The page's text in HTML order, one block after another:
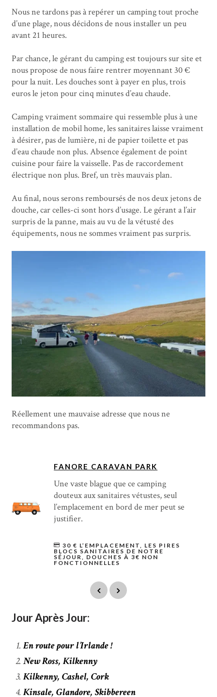
Nous ne tardons pas à repérer un camping tout proche
d’une plage, nous décidons de nous installer un peu
avant 21 heures.
Par chance, le gérant du camping est toujours sur site et
nous propose de nous faire rentrer moyennant 30 €
pour la nuit. Les douches sont à payer en plus, trois
euros le jeton pour cinq minutes d’eau chaude.
Camping vraiment sommaire qui ressemble plus à une
installation de mobil home, les sanitaires laisse vraiment
à désirer, pas de lumière, ni de papier toilette et pas
d’eau chaude non plus. Absence également de point
cuisine pour faire la vaisselle. Pas de raccordement
électrique non plus. Bref, un très mauvais plan.
Au final, nous serons remboursés de nos deux jetons de
douche, car celles-ci sont hors d’usage. Le gérant a l’air
surpris de la panne, mais au vu de la vétusté des
équipements, nous ne sommes vraiment pas surpris.
Réellement une mauvaise adresse que nous ne
recommandons pas.
FANORE CARAVAN PARK
Une vaste blague que ce camping
douteux aux sanitaires vétustes, seul
l’emplacement en bord de mer peut se
justifier.
30 € L’EMPLACEMENT, LES PIRES
BLOCS SANITAIRES DE NOTRE
SÉJOUR, DOUCHES À 3€ NON
FONCTIONNELLES
Jour Après Jour:
En route pour l’Irlande !
New Ross, Kilkenny
Kilkenny, Cashel, Cork
Kinsale, Glandore, Skibbereen